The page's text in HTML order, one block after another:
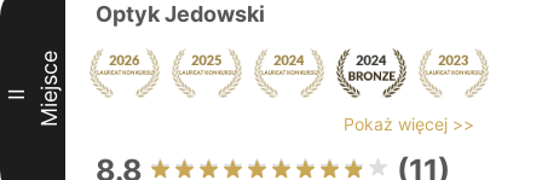
II Miejsce
Optyk Jedowski
Pokaż więcej >>
8.8 (11)